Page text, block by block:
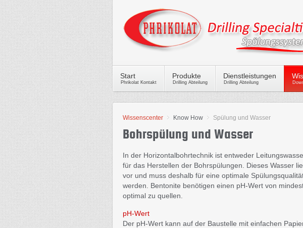
Start
Phrikolat Kontakt
Produkte
Drilling Abteilung
Dienstleistungen
Drilling Abteilung
Wissenscenter Know How Spülung und Wasser
Bohrspülung und Wasser
In der Horizontalbohrtechnik ist entweder
für das Herstellen der Bohrspülungen. Dieses Wasser
vor und muss deshalb für eine optimale
werden. Bentonite benötigen einen pH-Wert von
optimal zu quellen.
pH-Wert
Der pH-Wert kann auf der Baustelle mit einfachen